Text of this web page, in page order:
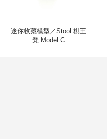
迷你收藏模型／Stool 棋王
凳 Model C